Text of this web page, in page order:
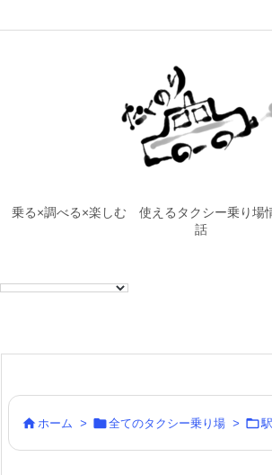
乗る×調べる×楽しむ 使えるタクシー乗り場
話
 ホーム > 全てのタクシー乗り場 > 